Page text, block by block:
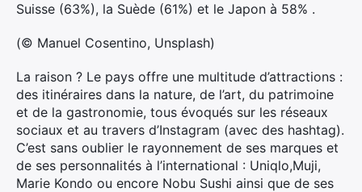
Suisse (63%), la Suède (61%) et le Japon à 58% .
(© Manuel Cosentino, Unsplash)
La raison ? Le pays offre une multitude d’attractions :
des itinéraires dans la nature, de l’art, du patrimoine
et de la gastronomie, tous évoqués sur les réseaux
sociaux et au travers d’Instagram (avec des hashtag).
C’est sans oublier le rayonnement de ses marques et
de ses personnalités à l’international : Uniqlo,Muji,
Marie Kondo ou encore Nobu Sushi ainsi que de ses